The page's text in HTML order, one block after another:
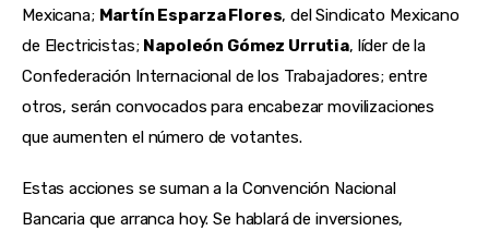
Mexicana; Martín Esparza Flores, del Sindicato Mexicano
de Electricistas; Napoleón Gómez Urrutia, líder de la
Confederación Internacional de los Trabajadores; entre
otros, serán convocados para encabezar movilizaciones
que aumenten el número de votantes.
Estas acciones se suman a la Convención Nacional
Bancaria que arranca hoy. Se hablará de inversiones,